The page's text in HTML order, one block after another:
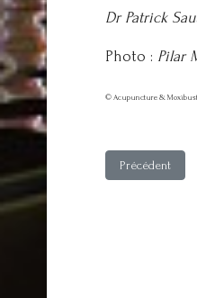
Dr Patrick
Photo : Pilar
© Acupuncture &
Article
Précédent